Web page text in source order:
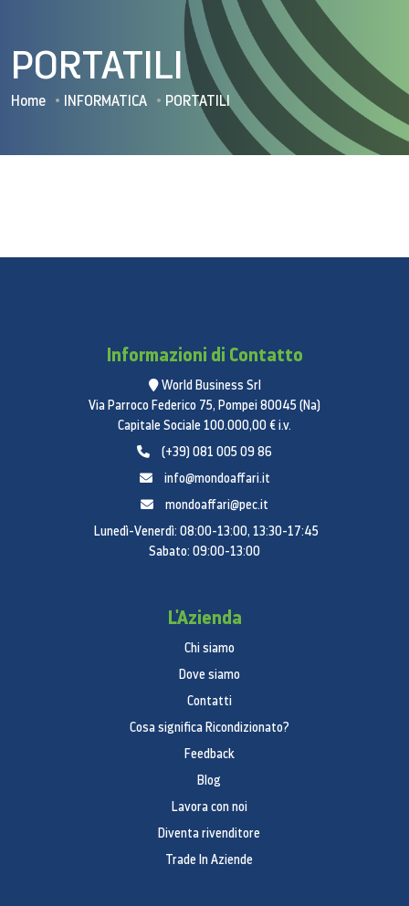
PORTATILI
Home INFORMATICA PORTATILI
Informazioni di Contatto
World Business Srl
Via Parroco Federico 75, Pompei 80045 (Na)
Capitale Sociale 100.000,00 € i.v.
(+39) 081 005 09 86
info@mondoaffari.it
mondoaffari@pec.it
Lunedì-Venerdì: 08:00-13:00, 13:30-17:45
Sabato: 09:00-13:00
L'Azienda
Chi siamo
Dove siamo
Contatti
Cosa significa Ricondizionato?
Feedback
Blog
Lavora con noi
Diventa rivenditore
Trade In Aziende